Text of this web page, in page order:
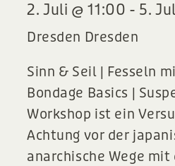
2. Juli @ 11:00 - 5.
Dresden Dresden
Sinn & Seil | Fesseln
Bondage Basics |
Workshop ist ein
Achtung vor der
anarchische Wege mit